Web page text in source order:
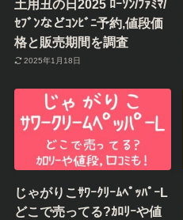
土用丑の日2025 ﾛｰｿﾝ/ﾌｧﾐﾏ/
ｾﾌﾞﾝなどｺﾝﾋﾞﾆ予約,値段価
格と販売期間を調査
2025年1月18日
じゃがりこｻﾜｰｸﾘｰﾑﾍﾟｯﾊﾟｰL
どこで売ってる?ｶﾛﾘｰや値